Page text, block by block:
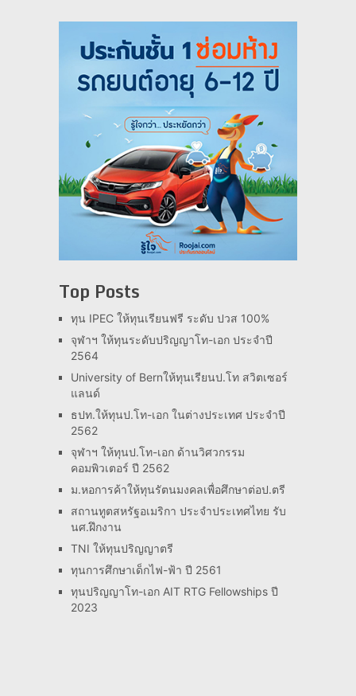
Top Posts
ทุน IPEC ให้ทุนเรียนฟรี ระดับ ปวส 100%
จุฬาฯ ให้ทุนระดับปริญญาโท-เอก ประจำปี
2564
University of Bernให้ทุนเรียนป.โท สวิตเซอร์
แลนด์
ธปท.ให้ทุนป.โท-เอก ในต่างประเทศ ประจำปี
2562
จุฬาฯ ให้ทุนป.โท-เอก ด้านวิศวกรรม
คอมพิวเตอร์ ปี 2562
ม.หอการค้าให้ทุนรัตนมงคลเพื่อศึกษาต่อป.ตรี
สถานทูตสหรัฐอเมริกา ประจำประเทศไทย รับ
นศ.ฝึกงาน
TNI ให้ทุนปริญญาตรี
ทุนการศึกษาเด็กไฟ-ฟ้า ปี 2561
ทุนปริญญาโท-เอก AIT RTG Fellowships ปี
2023